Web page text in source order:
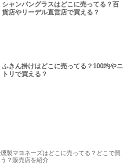
シャンパングラスはどこに売ってる？百
貨店やリーデル直営店で買える？
ふきん掛けはどこに売ってる？100均やニ
トリで買える？
燻製マヨネーズはどこに売ってる？どこで買
う？販売店を紹介